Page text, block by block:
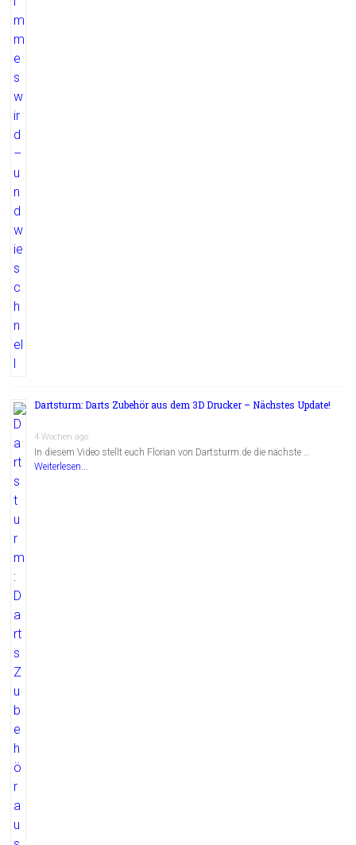
Dartsturm: Darts Zubehör aus dem 3D Drucker – Nächstes Update!
4 Wochen ago
In diesem Video stellt euch Florian von Dartsturm.de die nächste …
Weiterlesen...